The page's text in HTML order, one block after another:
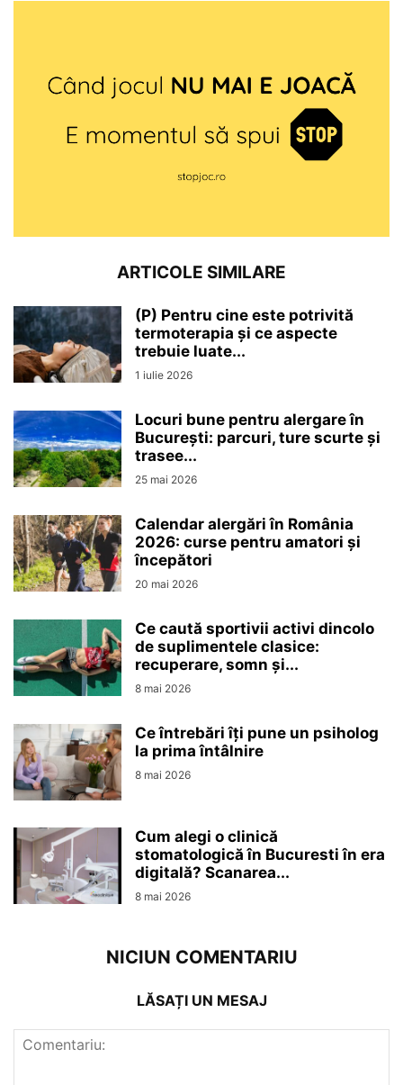
ARTICOLE SIMILARE
(P) Pentru cine este potrivită
termoterapia și ce aspecte
trebuie luate...
1 iulie 2026
Locuri bune pentru alergare în
București: parcuri, ture scurte și
trasee...
25 mai 2026
Calendar alergări în România
2026: curse pentru amatori și
începători
20 mai 2026
Ce caută sportivii activi dincolo
de suplimentele clasice:
recuperare, somn și...
8 mai 2026
Ce întrebări îți pune un psiholog
la prima întâlnire
8 mai 2026
Cum alegi o clinică
stomatologică în Bucuresti în era
digitală? Scanarea...
8 mai 2026
NICIUN COMENTARIU
LĂSAȚI UN MESAJ